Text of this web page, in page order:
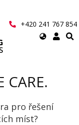
+420 241 767 854
Select
CARE.
pro řešení
míst?